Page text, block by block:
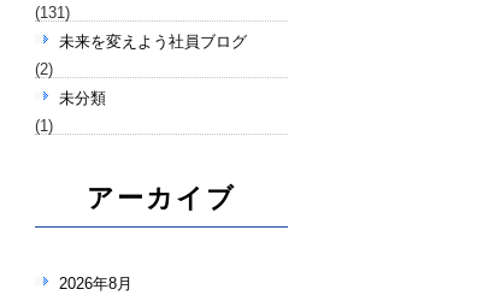
(131)
未来を変えよう社員ブログ
(2)
未分類
(1)
アーカイブ
2026年8月